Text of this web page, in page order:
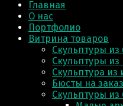
Главная
О нас
Портфолио
Витрина товаров
Скульптуры из
Скульптуры из
Скульптура из
Бюсты на заказ
Скульптуры из